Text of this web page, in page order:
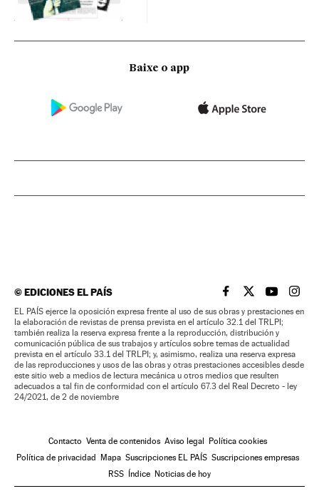
Baixe o app
©EDICIONES EL PAÍS EL PAÍS BRASIL EN
EL PAÍSEL PAÍS
EL
EL PAÍS ejerce la oposición expresa frente al uso de sus obras y prestaciones en
la elaboración de revistas de prensa prevista en el artículo 32.1 del TRLPI;
también realiza la reserva expresa frente a la reproducción, distribución y
comunicación pública de sus trabajos y artículos sobre temas de actualidad
prevista en el artículo 33.1 del TRLPI; y, asimismo, realiza una reserva expresa
de las reproducciones y usos de las obras y otras prestaciones accesibles desde
este sitio web a medios de lectura mecánica u otros medios que resulten
adecuados a tal fin de conformidad con el artículo 67.3 del Real Decreto - ley
24/2021, de 2 de noviembre
Contacto Venta de contenidos Aviso legal Política cookies
Política de privacidad Mapa Suscripciones EL PAÍS Suscripciones empresas
RSS Índice Noticias de hoy